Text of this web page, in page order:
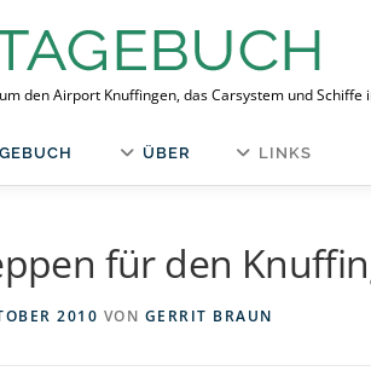
den Airport Knuffingen, das Carsystem und
ÜBER LINKS
für den
2010 VON GERRIT BRAUN